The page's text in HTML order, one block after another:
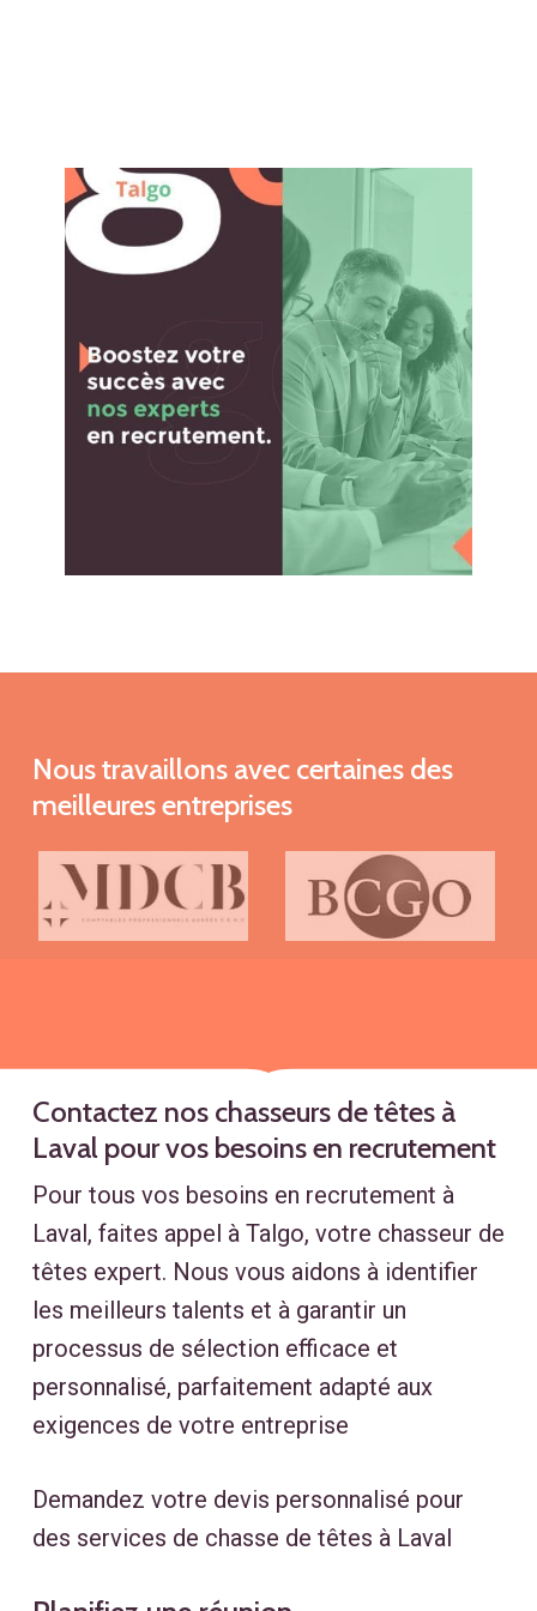
Noustravaillons avec certaines des
meilleuresentreprises
Contactez nos chasseurs de têtes à
Laval pour vos besoins en recrutement
Pour tous vos besoins en recrutement à
Laval, faites appel à Talgo, votre chasseur de
têtes expert. Nous vous aidons à identifier
les meilleurs talents et à garantir un
processus de sélection efficace et
personnalisé, parfaitement adapté aux
exigences de votre entreprise
Demandez votre devis personnalisé pour
des services de chasse de têtes à Laval